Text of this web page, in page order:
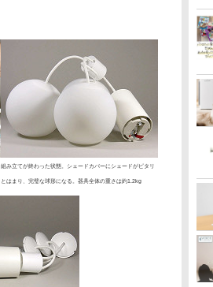
組み立てが終わった状態。シェードカバーにシェードがピタリ
とはまり、完璧な球形になる。器具全体の重さは約1.2kg